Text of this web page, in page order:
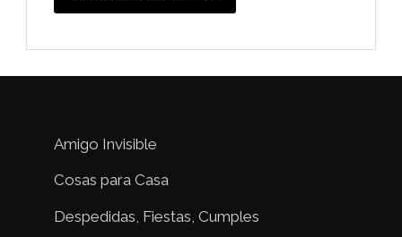
Amigo Invisible
Cosas para Casa
Despedidas, Fiestas, Cumples